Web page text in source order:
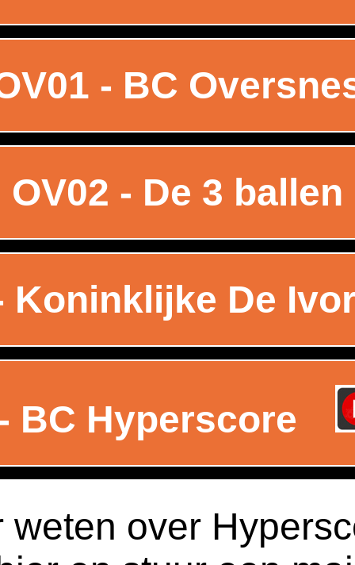
- BC
OV02 - De 3 ballen
Koninklijke De
BC Hyperscore
weten over